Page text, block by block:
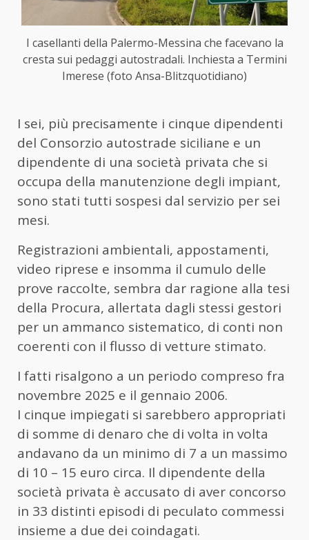
I casellanti della Palermo-Messina che facevano la
cresta sui pedaggi autostradali. Inchiesta a Termini
Imerese (foto Ansa-Blitzquotidiano)
I sei, più precisamente i cinque dipendenti
del Consorzio autostrade siciliane e un
dipendente di una società privata che si
occupa della manutenzione degli impiant,
sono stati tutti sospesi dal servizio per sei
mesi.
Registrazioni ambientali, appostamenti,
video riprese e insomma il cumulo delle
prove raccolte, sembra dar ragione alla tesi
della Procura, allertata dagli stessi gestori
per un ammanco sistematico, di conti non
coerenti con il flusso di vetture stimato.
I fatti risalgono a un periodo compreso fra
novembre 2025 e il gennaio 2006.
I cinque impiegati si sarebbero appropriati
di somme di denaro che di volta in volta
andavano da un minimo di 7 a un massimo
di 10 – 15 euro circa. Il dipendente della
società privata è accusato di aver concorso
in 33 distinti episodi di peculato commessi
insieme a due dei coindagati.